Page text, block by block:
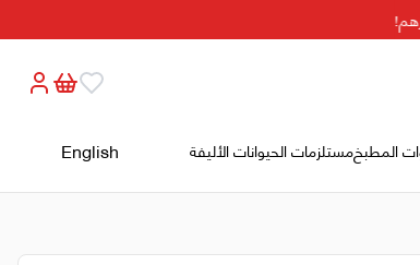
المطبخمستلزمات الحيوانات الأليفة English